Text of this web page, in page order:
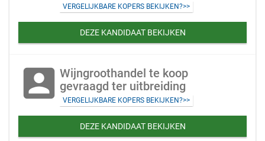
VERGELIJKBARE KOPERS BEKIJKEN?>>
DEZE KANDIDAAT BEKIJKEN
account_box Wijngroothandel te koop
gevraagd ter uitbreiding
VERGELIJKBARE KOPERS BEKIJKEN?>>
DEZE KANDIDAAT BEKIJKEN